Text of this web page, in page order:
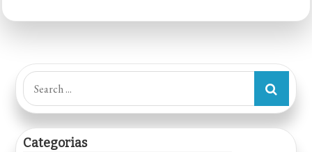
Search
for:
Categorias